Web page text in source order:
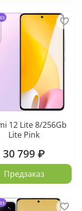
12 Lite 8/256Gb
Lite Pink
30 799 ₽
Предзаказ